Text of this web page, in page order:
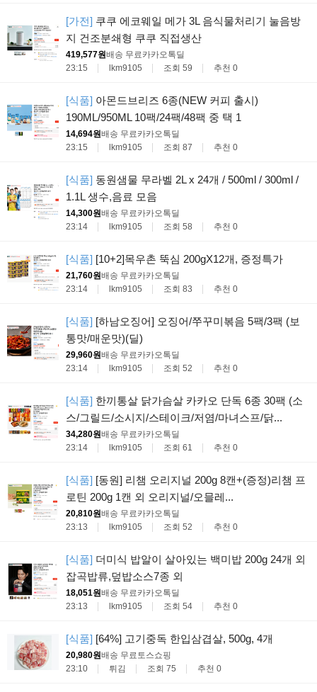
[가전] 쿠쿠 에코웨일 메가 3L 음식물처리기 눌음방
지 건조분쇄형 쿠쿠 직접생산
419,577원배송 무료카카오톡딜
23:15
lkm9105 조회 59 추천 0
[식품] 아몬드브리즈 6종(NEW 커피 출시)
190ML/950ML 10팩/24팩/48팩 중 택 1
14,694원배송 무료카카오톡딜
23:15
lkm9105 조회 87 추천 0
[식품] 동원샘물 무라벨 2L x 24개 / 500ml / 300ml /
1.1L 생수,음료 모음
14,300원배송 무료카카오톡딜
23:14
lkm9105 조회 58 추천 0
[식품] [10+2]목우촌 뚝심 200gX12개, 증정특가
21,760원배송 무료카카오톡딜
23:14
lkm9105 조회 83 추천 0
[식품] [하남오징어] 오징어/쭈꾸미볶음 5팩/3팩 (보
통맛/매운맛)(딜)
29,960원배송 무료카카오톡딜
23:14
lkm9105 조회 52 추천 0
[식품] 한끼통살 닭가슴살 카카오 단독 6종 30팩 (소
스/그릴드/소시지/스테이크/저염/마녀스프/닭...
34,280원배송 무료카카오톡딜
23:14
lkm9105 조회 61 추천 0
[식품] [동원] 리챔 오리지널 200g 8캔+(증정)리챔 프
로틴 200g 1캔 외 오리지널/오믈레...
20,810원배송 무료카카오톡딜
23:13
lkm9105 조회 52 추천 0
[식품] 더미식 밥알이 살아있는 백미밥 200g 24개 외
잡곡밥류,덮밥소스7종 외
18,051원배송 무료카카오톡딜
23:13
lkm9105 조회 54 추천 0
[식품] [64%] 고기중독 한입삼겹살, 500g, 4개
20,980원배송 무료토스쇼핑
23:10
튀김 조회 75 추천 0